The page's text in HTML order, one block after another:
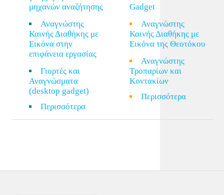
μηχανών αναζήτησης
Αναγνώστης
Καινής Διαθήκης με
Εικόνα στην
επιφάνεια εργασίας
Γιορτές και
Αναγνώσματα
(desktop gadget)
Περισσότερα
Gadget
Αναγνώστης
Καινής Διαθήκης με
Εικόνα της Θεοτόκου
Αναγνώστης
Τροπαρίων και
Κοντακίων
Περισσότερα